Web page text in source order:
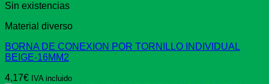
Sin existencias
Material diverso
BORNA DE CONEXION POR TORNILLO INDIVIDUAL
BEIGE-16MM2
4,17€ IVA incluido